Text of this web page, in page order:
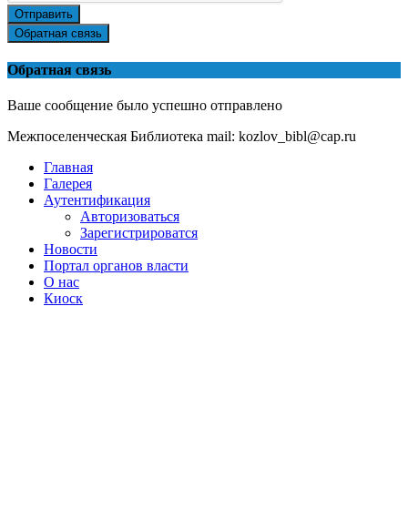
Отправить
Обратная связь
Обратная связь
Ваше сообщение было успешно отправлено
Межпоселенческая Библиотека mail: kozlov_bibl@cap.ru
Главная
Галерея
Аутентификация
Авторизоваться
Зарегистрироватся
Новости
Портал органов власти
О нас
Киоск